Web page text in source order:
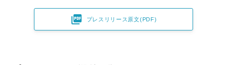
 プレスリリース原文(PDF)